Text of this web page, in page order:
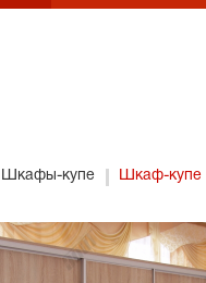
Шкафы-купе Шкаф-купе